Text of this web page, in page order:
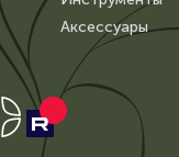
Аксессуары